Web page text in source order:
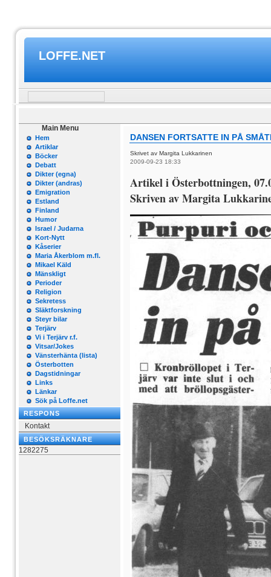
LOFFE.NET
Main Menu
Hem
Artiklar
Böcker
Debatt
Dikter (egna)
Dikter (andras)
Emigration
Estland
Finland
Humor
Israel / Judarna
Kort-Nytt
Kåserier
Maria Åkerblom m.fl.
Mikael Käld
Mänskligt
Perioder
Religion
Sekretess
Släktforskning
Steyr bilar
Terjärv
Vi i Terjärv r.f.
Vitsar/Jokes
Vänsterhänta (lista)
Österbotten
Dagstidningar
Links
Länkar
Sök på Loffe.net
RESPONS
Kontakt
BESÖKSRÄKNARE
1282275
DANSEN FORTSATTE IN PÅ
Skrivet av Margita Lukkarinen
2009-09-23 18:33
Artikel i Österbottningen,
Skriven av Margita